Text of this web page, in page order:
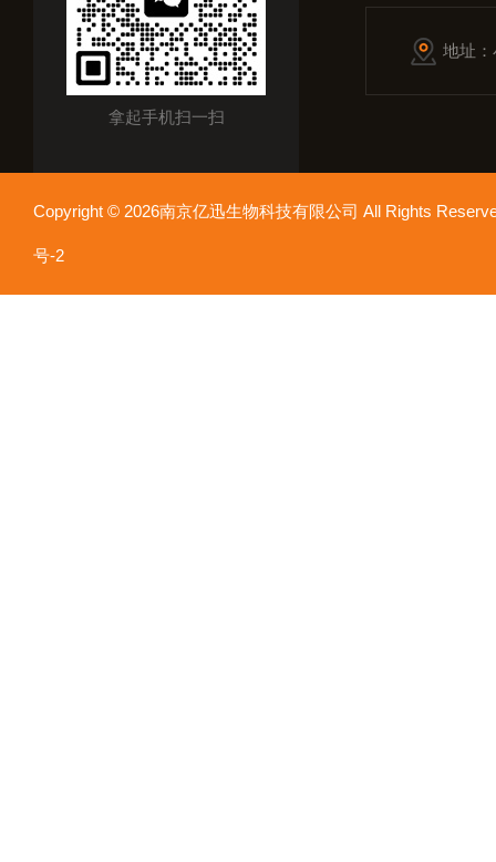
拿起手机扫一扫
地址
Copyright © 2026南京亿迅生物科技有限公司 All Rights
号-2